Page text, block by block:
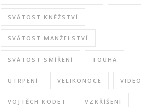
SVÁTOST KNĚŽSTVÍ
SVÁTOST MANŽELSTVÍ
SVÁTOST SMÍŘENÍ TOUHA
UTRPENÍ VELIKONOCE VIDEO
VOJTĚCH KODET VZKŘÍŠENÍ